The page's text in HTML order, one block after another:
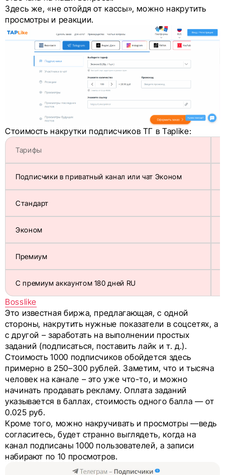
Здесь же, «не отойдя от кассы», можно накрутить
просмотры и реакции.
Стоимость накрутки подписчиков ТГ в Taplike:
Тарифы
Подписчики в приватный канал или чат Эконом
Стандарт
Эконом
Премиум
С премиум аккаунтом 180 дней RU
Bosslike
Это известная биржа, предлагающая, с одной
стороны, накрутить нужные показатели в соцсетях, а
с другой – заработать на выполнении простых
заданий (подписаться, поставить лайк и т. д.).
Стоимость 1000 подписчиков обойдется здесь
примерно в 250–300 рублей. Заметим, что и тысяча
человек на канале – это уже что-то, и можно
начинать продавать рекламу. Оплата заданий
указывается в баллах, стоимость одного балла — от
0.025 руб.
Кроме того, можно накручивать и просмотры —ведь
согласитесь, будет странно выглядеть, когда на
канал подписаны 1000 пользователей, а записи
набирают по 10 просмотров.